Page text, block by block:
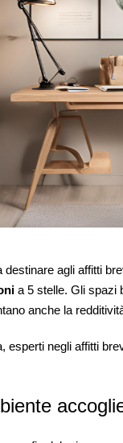
agli affitti
a 5 stelle. Gli spazi
anche la
esperti negli affitti